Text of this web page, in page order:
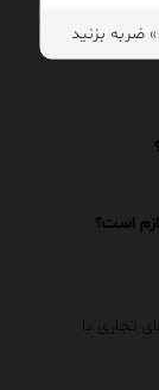
بزنید
در سال‌های
تجاری با